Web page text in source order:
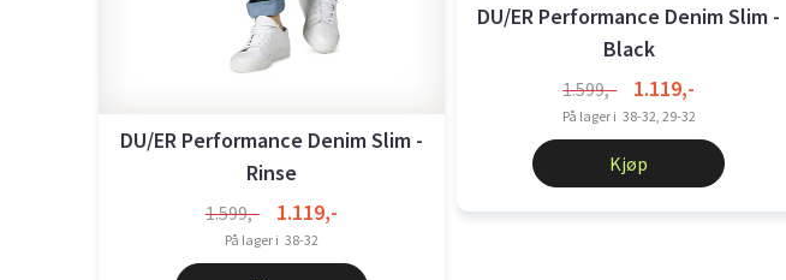
DU/ER Performance Denim Slim -
Rinse
1.599,- 1.119,-
På lager i 38-32
DU/ER Performance Denim Slim -
Black
1.599,- 1.119,-
På lager i 38-32, 29-32
Kjøp